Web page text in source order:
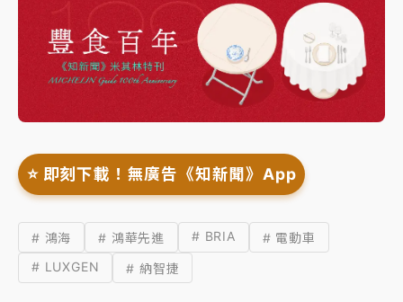
⭐️ 即刻下載！無廣告《知新聞》App
# 鴻海 # 鴻華先進 # BRIA
# 電動車
# LUXGEN
# 納智捷